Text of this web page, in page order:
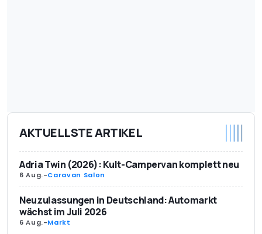
AKTUELLSTE ARTIKEL
Adria Twin (2026): Kult-Campervan komplett neu
6 Aug.-Caravan Salon
Neuzulassungen in Deutschland: Automarkt
wächst im Juli 2026
6 Aug.-Markt